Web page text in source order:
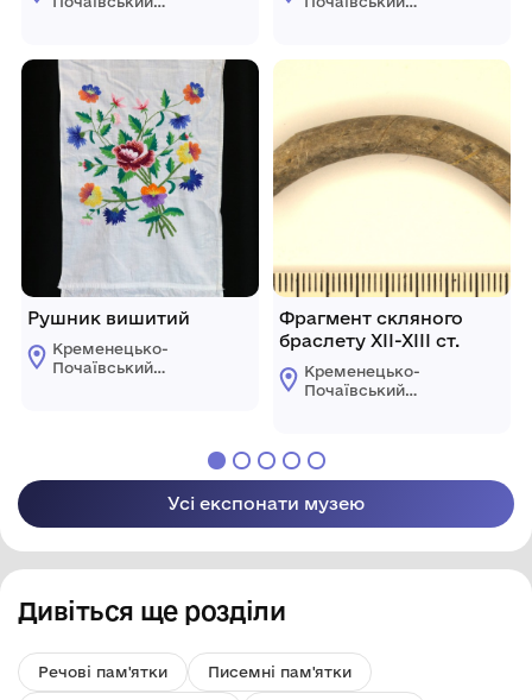
архітектурний
заповідник
Рушник вишитий
Кременецько-
Почаївський
архітектурний
Фрагмент скляного
браслету XІІ-ХІІІ ст.
Кременецько-
Почаївський
заповідник
Усі експонати музею
Дивіться ще розділи
Речові пам'ятки Писемні пам'ятки